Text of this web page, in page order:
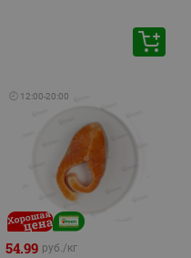
🕘 12:00-20:00
54.99 руб./кг